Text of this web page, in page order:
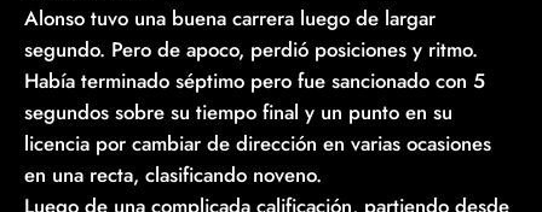
Alonso tuvo una buena carrera luego de largar
segundo. Pero de apoco, perdió posiciones y ritmo.
Había terminado séptimo pero fue sancionado con 5
segundos sobre su tiempo final y un punto en su
licencia por cambiar de dirección en varias ocasiones
en una recta, clasificando noveno.
Luego de una complicada calificación, partiendo desde